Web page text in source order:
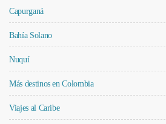
Capurganá
Bahía Solano
Nuquí
Más destinos en Colombia
Viajes al Caribe